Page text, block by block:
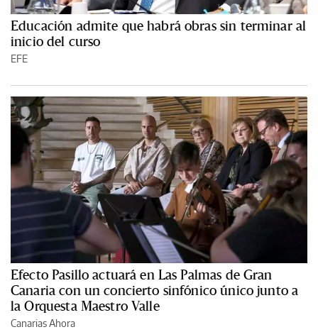
Educación admite que habrá obras sin terminar al
inicio del curso
EFE
Efecto Pasillo actuará en Las Palmas de Gran
Canaria con un concierto sinfónico único junto a
la Orquesta Maestro Valle
Canarias Ahora